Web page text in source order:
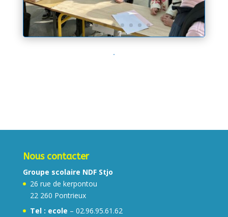
Nous contacter
Groupe scolaire NDF Stjo
26 rue de kerpontou
22 260 Pontrieux
Tel : ecole – 02.96.95.61.62